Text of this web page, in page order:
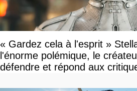
« Gardez cela à l'esprit »
l'énorme polémique, le
défendre et répond aux